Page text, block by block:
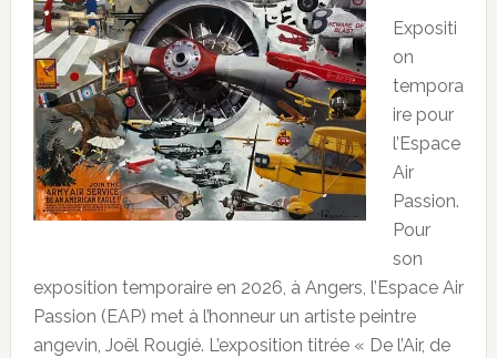
Expositi
on
tempora
ire pour
l’Espace
Air
Passion.
Pour
son
exposition temporaire en 2026, à Angers, l’Espace Air
Passion (EAP) met à l’honneur un artiste peintre
angevin, Joël Rougié. L’exposition titrée « De l’Air, de